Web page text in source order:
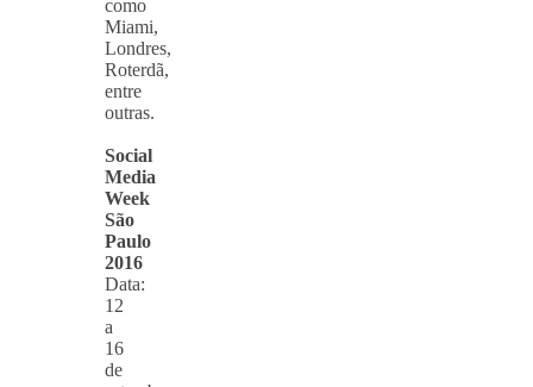
como
Miami,
Londres,
Roterdã,
entre
outras.
Social
Media
Week
São
Paulo
2016
Data:
12
a
16
de